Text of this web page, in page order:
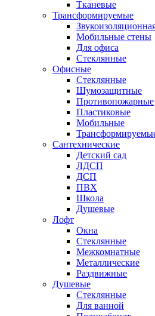
Тканевые
Трансформируемые
Мобильные стены
Для офиса
Стеклянные
Офисные
Стеклянные
Шумозащитные
Противопожарные
Пластиковые
Мобильные
Сантехнические
Детский сад
ЛДСП
ДСП
ПВХ
Школа
Душевые
Лофт
Окна
Стеклянные
Межкомнатные
Металлические
Раздвижные
Душевые
Стеклянные
Для ванной